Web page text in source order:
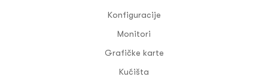
Konfiguracije
Monitori
Grafičke karte
Kućišta